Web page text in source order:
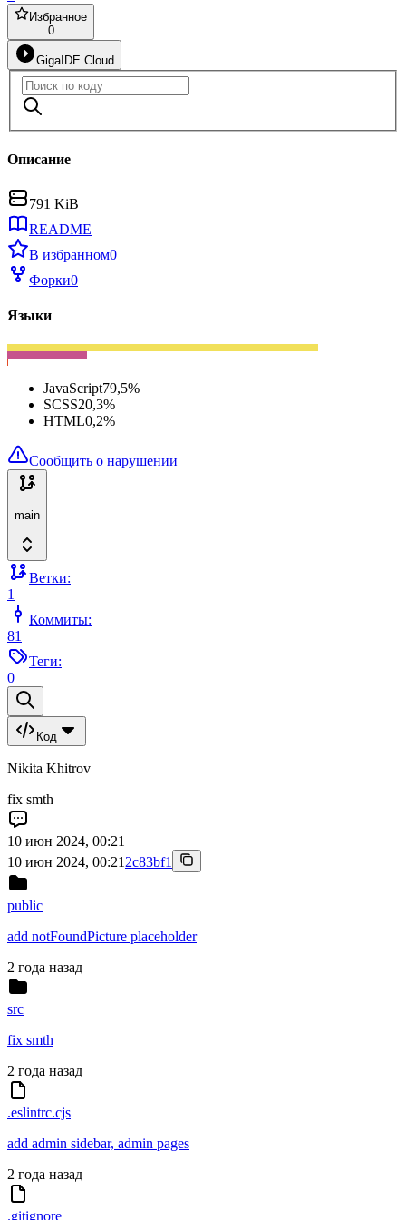
Избранное
0
GigaIDE Cloud
Описание
791 KiB
README
В избранном0
Форки0
Языки
JavaScript79,5%
SCSS20,3%
HTML0,2%
Сообщить о нарушении
main
Ветки:
1
Коммиты:
81
Теги:
0
Код
Nikita Khitrov
fix smth
10 июн 2024, 00:21
10 июн 2024, 00:21 2c83bf1
public
add notFoundPicture placeholder
2 года назад
src
fix smth
2 года назад
.eslintrc.cjs
add admin sidebar, admin pages
2 года назад
.gitignore